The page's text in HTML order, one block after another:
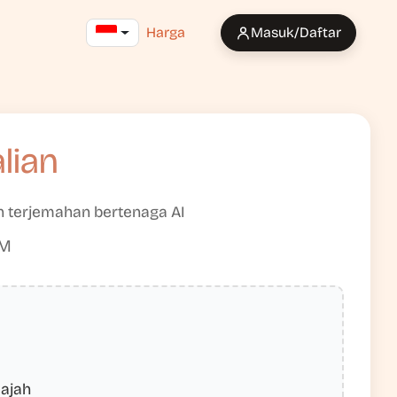
Harga Masuk/Daftar
terjemahan bertenaga AI